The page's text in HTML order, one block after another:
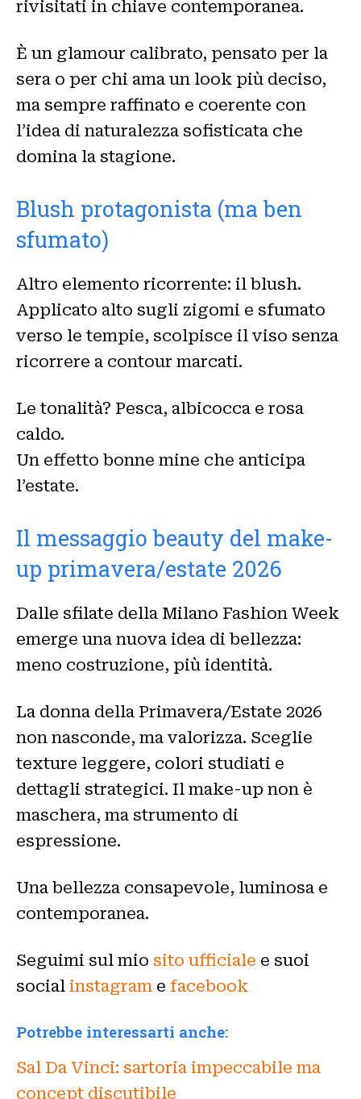
rivisitati in chiave contemporanea.
È un glamour calibrato, pensato per la
sera o per chi ama un look più deciso,
ma sempre raffinato e coerente con
l’idea di naturalezza sofisticata che
domina la stagione.
Blush protagonista (ma ben
sfumato)
Altro elemento ricorrente: il blush.
Applicato alto sugli zigomi e sfumato
verso le tempie, scolpisce il viso senza
ricorrere a contour marcati.
Le tonalità? Pesca, albicocca e rosa
caldo.
Un effetto bonne mine che anticipa
l’estate.
Il messaggio beauty del make-
up primavera/estate 2026
Dalle sfilate della Milano Fashion Week
emerge una nuova idea di bellezza:
meno costruzione, più identità.
La donna della Primavera/Estate 2026
non nasconde, ma valorizza. Sceglie
texture leggere, colori studiati e
dettagli strategici. Il make-up non è
maschera, ma strumento di
espressione.
Una bellezza consapevole, luminosa e
contemporanea.
Seguimi sul mio sito ufficiale e suoi
social instagram e facebook
Potrebbe interessarti anche:
Sal Da Vinci: sartoria impeccabile ma
concept discutibile